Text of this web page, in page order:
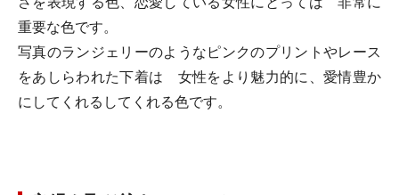
重要な色です。
写真のランジェリーのようなピンクのプリントやレース
をあしらわれた下着は 女性をより魅力的に、愛情豊か
にしてくれるしてくれる色です。